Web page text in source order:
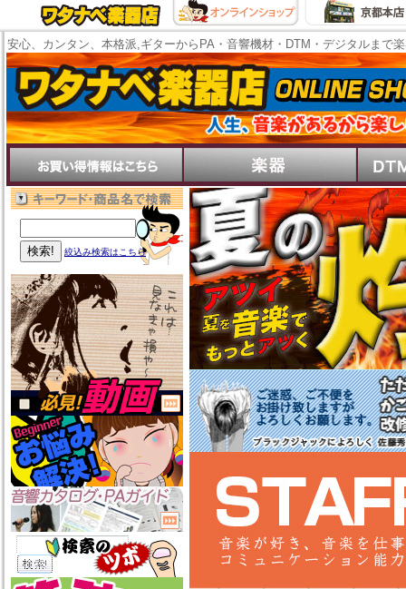
安心、カンタン、本格派,ギターからPA・音響機材・DTM・デジタルまで
絞込み検索はこちら